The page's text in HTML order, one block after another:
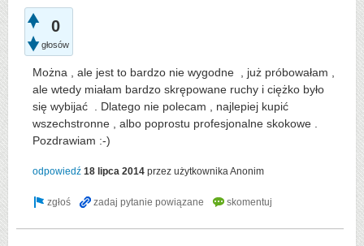
0
głosów
Można , ale jest to bardzo nie wygodne , już próbowałam ,
ale wtedy miałam bardzo skrępowane ruchy i ciężko było
się wybijać . Dlatego nie polecam , najlepiej kupić
wszechstronne , albo poprostu profesjonalne skokowe .
Pozdrawiam :-)
odpowiedź 18 lipca 2014 przez użytkownikaAnonim